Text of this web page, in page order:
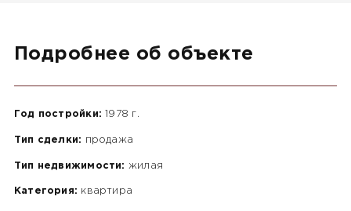
Подробнее об объекте
Год постройки: 1978 г.
Тип сделки: продажа
Тип недвижимости: жилая
Категория: квартира